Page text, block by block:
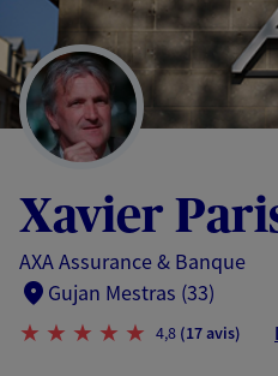
au
de
Xavier
AXA Assurance & Banque
Gujan Mestras (33)
4,8 (17 avis)